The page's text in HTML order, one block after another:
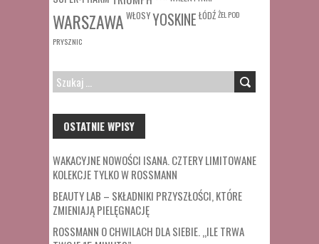
WARSZAWA WŁOSYYOSKINE ŁÓDŹŻEL POD
PRYSZNIC
SZUKAJ:
OSTATNIE WPISY
WAKACYJNE NOWOŚCI ISANA. CZTERY LIMITOWANE
KOLEKCJE TYLKO W ROSSMANN
BEAUTY LAB – SKŁADNIKI PRZYSZŁOŚCI, KTÓRE
ZMIENIAJĄ PIELĘGNACJĘ
ROSSMANN O CHWILACH DLA SIEBIE. „ILE TRWA